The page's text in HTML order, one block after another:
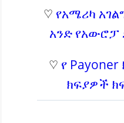
♡ የአሜሪካ
አንድ የአውሮፓ
♡ የ
ክፍያዎች